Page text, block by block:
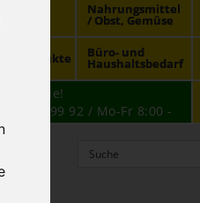
/ Tee Nahrungsmittel
/ Obst, Gemüse
Büro- und
Haushaltsbedarf
für Sie!
auf: 01 599 92 / Mo-Fr 8:00 -